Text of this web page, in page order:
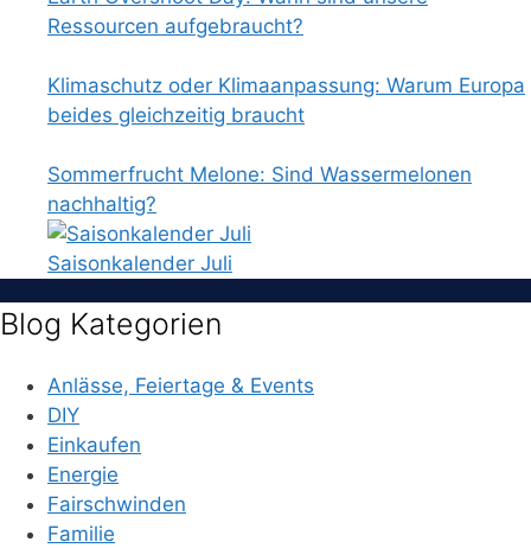
Ressourcen aufgebraucht?
Klimaschutz oder Klimaanpassung: Warum Europa
beides gleichzeitig braucht
Sommerfrucht Melone: Sind Wassermelonen
nachhaltig?
Saisonkalender Juli
Blog Kategorien
Anlässe, Feiertage & Events
DIY
Einkaufen
Energie
Fairschwinden
Familie